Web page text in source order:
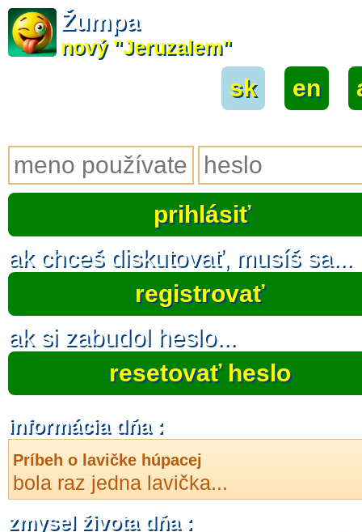
Žumpa
nový "Jeruzalem"
sk en
ak chceš diskutovať, musíš sa...
registrovať
ak si zabudol heslo...
resetovať heslo
informácia dňa :
Príbeh o lavičke húpacej
bola raz jedna lavička...
zmysel života dňa :